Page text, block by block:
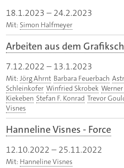
18.1.2023 – 24.2.2023
Mit: Simon Halfmeyer
Arbeiten aus dem
7.12.2022 – 13.1.2023
Mit: Jörg Ahrnt Barbara Feuerbach
Schleinkofer Winfried Skrobek
Kiekeben Stefan F. Konrad Trevor
Visnes
Hanneline Visnes - Force
12.10.2022 – 25.11.2022
Mit: Hanneline Visnes